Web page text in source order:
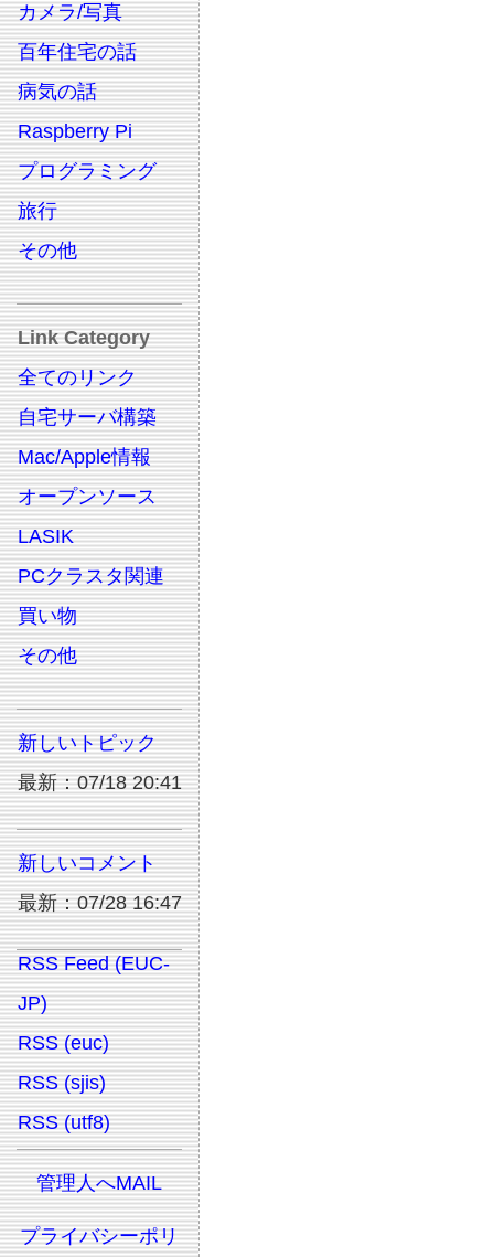
カメラ/写真
百年住宅の話
病気の話
Raspberry Pi
プログラミング
旅行
その他
Link Category
全てのリンク
自宅サーバ構築
Mac/Apple情報
オープンソース
LASIK
PCクラスタ関連
買い物
その他
新しいトピック
最新：07/18 20:41
新しいコメント
最新：07/28 16:47
RSS Feed (EUC-
JP)
RSS (euc)
RSS (sjis)
RSS (utf8)
管理人へMAIL
プライバシーポリ